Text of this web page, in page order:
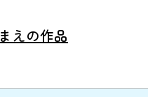
まえの作品